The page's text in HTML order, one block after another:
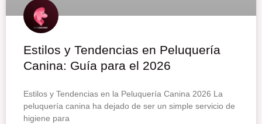
Estilos y Tendencias en Peluquería
Canina: Guía para el 2026
Estilos y Tendencias en la Peluquería Canina 2026 La
peluquería canina ha dejado de ser un simple servicio de
higiene para